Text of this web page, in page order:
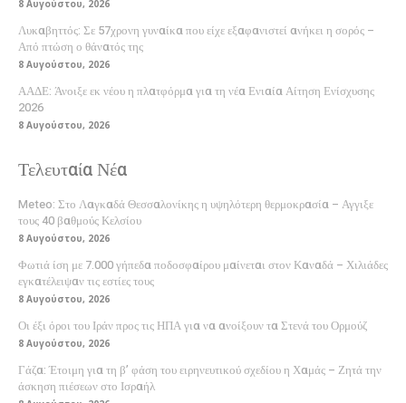
8 Αυγούστου, 2026
Λυκαβηττός: Σε 57χρονη γυναίκα που είχε εξαφανιστεί ανήκει η σορός –
Από πτώση ο θάνατός της
8 Αυγούστου, 2026
ΑΑΔΕ: Άνοιξε εκ νέου η πλατφόρμα για τη νέα Ενιαία Αίτηση Ενίσχυσης
2026
8 Αυγούστου, 2026
Τελευταία Νέα
Meteo: Στο Λαγκαδά Θεσσαλονίκης η υψηλότερη θερμοκρασία – Αγγιξε
τους 40 βαθμούς Κελσίου
8 Αυγούστου, 2026
Φωτιά ίση με 7.000 γήπεδα ποδοσφαίρου μαίνεται στον Καναδά – Χιλιάδες
εγκατέλειψαν τις εστίες τους
8 Αυγούστου, 2026
Οι έξι όροι του Ιράν προς τις ΗΠΑ για να ανοίξουν τα Στενά του Ορμούζ
8 Αυγούστου, 2026
Γάζα: Έτοιμη για τη β’ φάση του ειρηνευτικού σχεδίου η Χαμάς – Ζητά την
άσκηση πιέσεων στο Ισραήλ